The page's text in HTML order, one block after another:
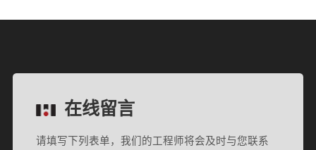
在线留言
请填写下列表单，我们的工程师将会及时与您联系